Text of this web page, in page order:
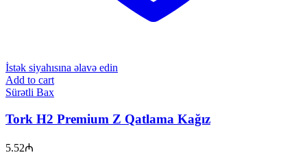
İstək siyahısına əlavə edin
Add to cart
Sürətli Bax
Tork H2 Premium Z Qatlama Kağız
5.52₼